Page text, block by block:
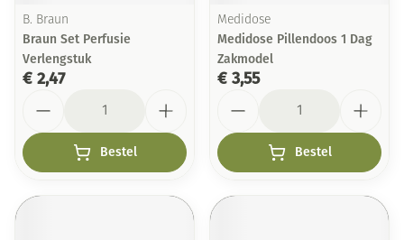
B. Braun
Braun Set Perfusie
Verlengstuk
€ 2,47
Bestel
Medidose
Medidose Pillendoos 1 Dag
Zakmodel
€ 3,55
Bestel